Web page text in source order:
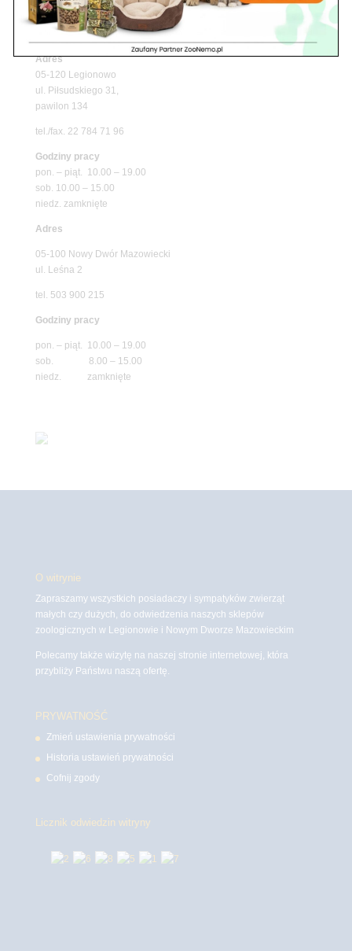
Adres
05-120 Legionowo
ul. Piłsudskiego 31,
pawilon 134
tel./fax. 22 784 71 96
Godziny pracy
pon. – piąt. 10.00 – 19.00
sob. 10.00 – 15.00
niedz. zamknięte
Adres
05-100 Nowy Dwór Mazowiecki
ul. Leśna 2
tel. 503 900 215
Godziny pracy
pon. – piąt. 10.00 – 19.00
sob. 8.00 – 15.00
niedz. zamknięte
O witrynie
Zapraszamy wszystkich posiadaczy i sympatyków zwierząt
małych czy dużych, do odwiedzenia naszych sklepów
zoologicznych w Legionowie i Nowym Dworze Mazowieckim
Polecamy także wizytę na naszej stronie internetowej, która
przybliży Państwu naszą ofertę.
PRYWATNOŚĆ
Zmień ustawienia prywatności
Historia ustawień prywatności
Cofnij zgody
Licznik odwiedzin witryny